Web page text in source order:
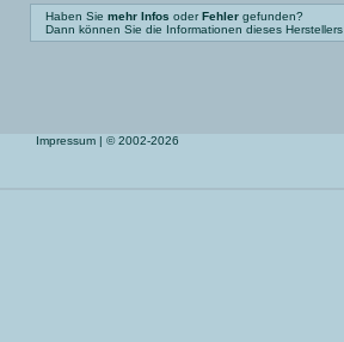
Haben Sie mehr Infos oderFehler gefunden?
Dann können Sie die Informationen dieses Herstellers
Impressum | © 2002-2026